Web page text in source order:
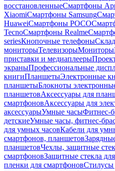
восстановленныеСмартфоны
XiaomiСмартфоны Samsung
HuaweiСмартфоны POCO
TecnoСмартфоны Realme
seriesКнопочные телефоны
мониторыТелевизорыМониторы
приставки и медиаплееры
экраныПрофессиональные
книгиПланшетыЭлектронные
планшетыБлокноты
планшетовАксессуары для
смартфоновАксессуары для
аксессуарыУмные часыФитнес-
детскиеУмные часы, фитнес-
для умных часовКабели для
смартфонов, планшетов
планшетовЧехлы, защитные
смартфоновЗащитные стекла
пленки для смартфоновСтилусы